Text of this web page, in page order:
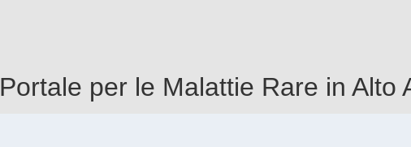
Portale per le Malattie Rare in Alto